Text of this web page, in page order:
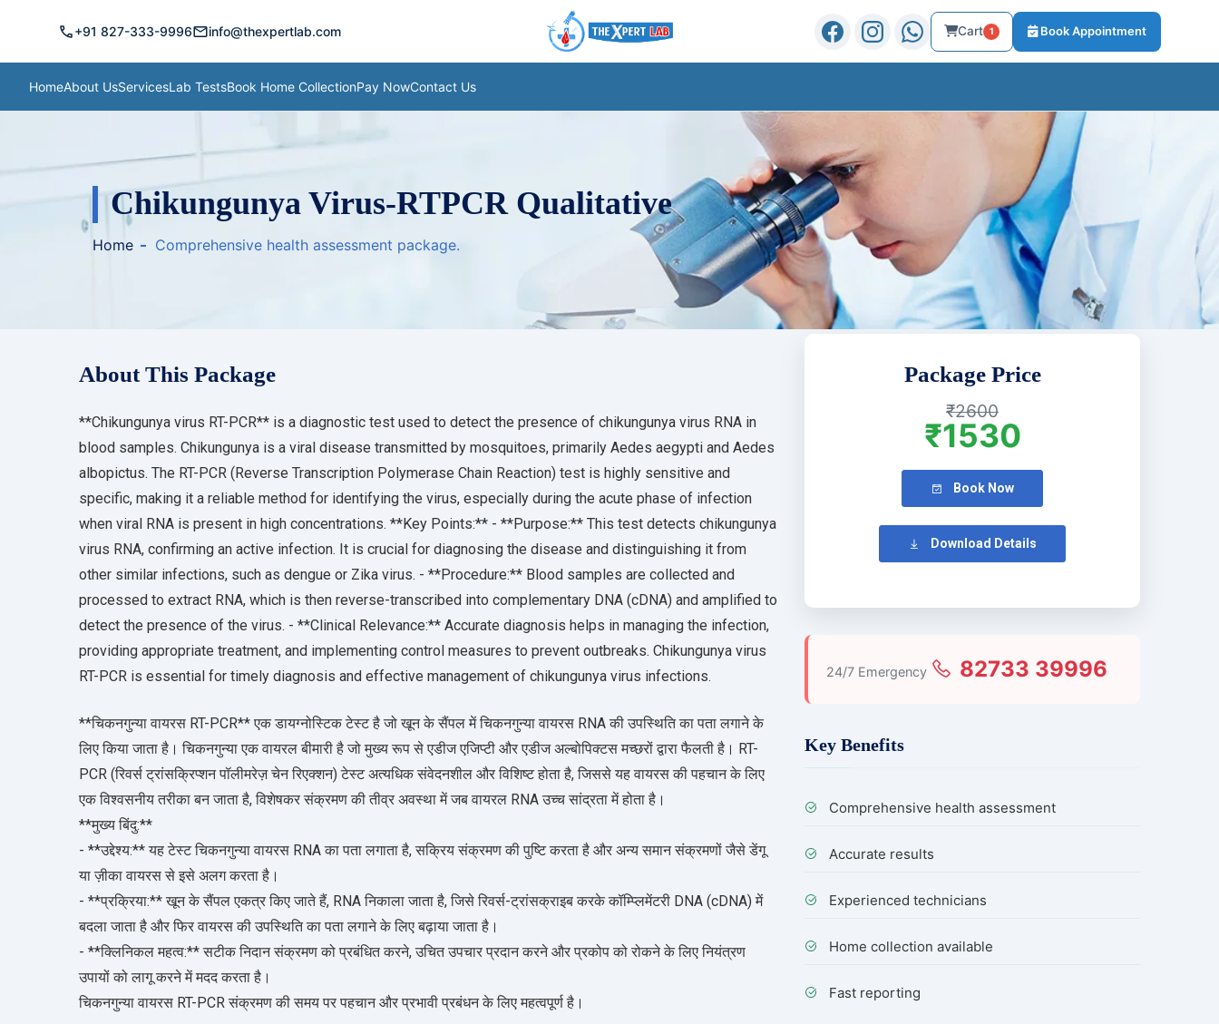
call+91 827-333-9996mailinfo@thexpertlab.com Cart 1 Book Appointment
HomeAbout UsServicesLab TestsBook Home CollectionPay NowContact Us
Chikungunya Virus-RTPCR Qualitative
Home Comprehensive health assessment package.
About This Package
**Chikungunya virus RT-PCR** is a diagnostic test used to detect the presence of chikungunya virus RNA in
blood samples. Chikungunya is a viral disease transmitted by mosquitoes, primarily Aedes aegypti and Aedes
albopictus. The RT-PCR (Reverse Transcription Polymerase Chain Reaction) test is highly sensitive and
specific, making it a reliable method for identifying the virus, especially during the acute phase of infection
when viral RNA is present in high concentrations. **Key Points:** - **Purpose:** This test detects chikungunya
virus RNA, confirming an active infection. It is crucial for diagnosing the disease and distinguishing it from
other similar infections, such as dengue or Zika virus. - **Procedure:** Blood samples are collected and
processed to extract RNA, which is then reverse-transcribed into complementary DNA (cDNA) and amplified to
detect the presence of the virus. - **Clinical Relevance:** Accurate diagnosis helps in managing the infection,
providing appropriate treatment, and implementing control measures to prevent outbreaks. Chikungunya virus
RT-PCR is essential for timely diagnosis and effective management of chikungunya virus infections.
**चिकनगुन्या वायरस RT-PCR** एक डायग्नोस्टिक टेस्ट है जो खून के सैंपल में चिकनगुन्या वायरस RNA की उपस्थिति का पता लगाने के
लिए किया जाता है। चिकनगुन्या एक वायरल बीमारी है जो मुख्य रूप से एडीज एजिप्टी और एडीज अल्बोपिक्टस मच्छरों द्वारा फैलती है। RT-
PCR (रिवर्स ट्रांसक्रिप्शन पॉलीमरेज़ चेन रिएक्शन) टेस्ट अत्यधिक संवेदनशील और विशिष्ट होता है, जिससे यह वायरस की पहचान के लिए
एक विश्वसनीय तरीका बन जाता है, विशेषकर संक्रमण की तीव्र अवस्था में जब वायरल RNA उच्च सांद्रता में होता है।
**मुख्य बिंदु:**
- **उद्देश्य:** यह टेस्ट चिकनगुन्या वायरस RNA का पता लगाता है, सक्रिय संक्रमण की पुष्टि करता है और अन्य समान संक्रमणों जैसे डेंगू
या ज़ीका वायरस से इसे अलग करता है।
- **प्रक्रिया:** खून के सैंपल एकत्र किए जाते हैं, RNA निकाला जाता है, जिसे रिवर्स-ट्रांसक्राइब करके कॉम्प्लिमेंटरी DNA (cDNA) में
बदला जाता है और फिर वायरस की उपस्थिति का पता लगाने के लिए बढ़ाया जाता है।
- **क्लिनिकल महत्व:** सटीक निदान संक्रमण को प्रबंधित करने, उचित उपचार प्रदान करने और प्रकोप को रोकने के लिए नियंत्रण
उपायों को लागू करने में मदद करता है।
चिकनगुन्या वायरस RT-PCR संक्रमण की समय पर पहचान और प्रभावी प्रबंधन के लिए महत्वपूर्ण है।
Package Price
₹2600
₹1530
Book Now
Download Details
24/7 Emergency 82733 39996
Key Benefits
Comprehensive health assessment
Accurate results
Experienced technicians
Home collection available
Fast reporting